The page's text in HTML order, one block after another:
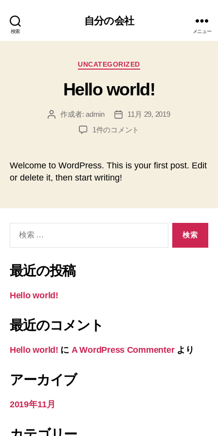
検索
自分の会社
メニュー
カ
ゴ
リ
UNCATEGORIZED
Hello world!
投
作成者:admin
投
稿
11月 29, 2019
Hello
1件のコメント
Welcome to WordPress. This is your first post. Edit
or delete it, then start writing!
象:
最近の投稿
Hello world!
最近のコメント
Hello world! に A WordPress Commenterより
アーカイブ
2019年11月